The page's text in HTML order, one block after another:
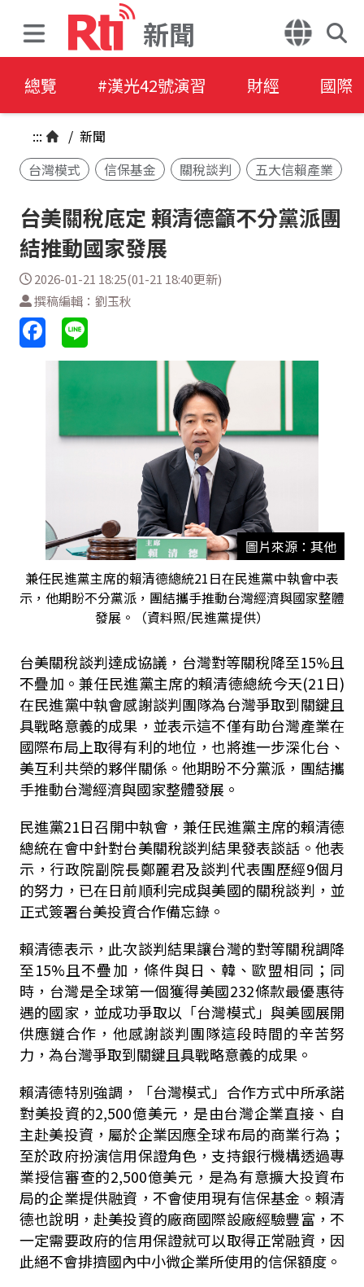
新聞
總覽 #漢光42號演習 財經 國際
::: / 新聞
台灣模式
信保基金 關稅談判 五大信賴產業
台美關稅底定 賴清德籲不分黨派團
結推動國家發展
2026-01-21 18:25(01-21 18:40更新)
撰稿編輯：劉玉秋
圖片來源：其他
兼任民進黨主席的賴清德總統21日在民進黨中執會中表
示，他期盼不分黨派，團結攜手推動台灣經濟與國家整體
發展。（資料照/民進黨提供）
台美關稅談判達成協議，台灣對等關稅降至15%且
不疊加。兼任民進黨主席的賴清德總統今天(21日)
在民進黨中執會感謝談判團隊為台灣爭取到關鍵且
具戰略意義的成果，並表示這不僅有助台灣產業在
國際布局上取得有利的地位，也將進一步深化台、
美互利共榮的夥伴關係。他期盼不分黨派，團結攜
手推動台灣經濟與國家整體發展。
民進黨21日召開中執會，兼任民進黨主席的賴清德
總統在會中針對台美關稅談判結果發表談話。他表
示，行政院副院長鄭麗君及談判代表團歷經9個月
的努力，已在日前順利完成與美國的關稅談判，並
正式簽署台美投資合作備忘錄。
賴清德表示，此次談判結果讓台灣的對等關稅調降
至15%且不疊加，條件與日、韓、歐盟相同；同
時，台灣是全球第一個獲得美國232條款最優惠待
遇的國家，並成功爭取以「台灣模式」與美國展開
供應鏈合作，他感謝談判團隊這段時間的辛苦努
力，為台灣爭取到關鍵且具戰略意義的成果。
賴清德特別強調，「台灣模式」合作方式中所承諾
對美投資的2,500億美元，是由台灣企業直接、自
主赴美投資，屬於企業因應全球布局的商業行為；
至於政府扮演信用保證角色，支持銀行機構透過專
業授信審查的2,500億美元，是為有意擴大投資布
局的企業提供融資，不會使用現有信保基金。 賴清
德也說明，赴美投資的廠商國際設廠經驗豐富，不
一定需要政府的信用保證就可以取得正常融資，因
此絕不會排擠國內中小微企業所使用的信保額度。